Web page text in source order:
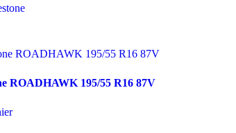
ROADHAWK 195/55 R16 87V